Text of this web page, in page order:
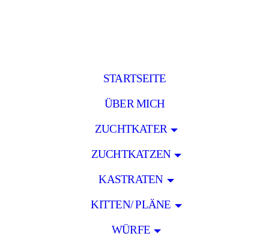
STARTSEITE
ÜBER MICH
ZUCHTKATER
ZUCHTKATZEN
KASTRATEN
KITTEN/ PLÄNE
WÜRFE